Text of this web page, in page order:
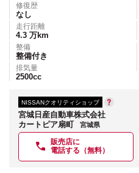
修復歴
なし
走行距離
4.3 万km
整備
整備付き
排気量
2500cc
NISSANクオリティショップ
宮城日産自動車株式会社
カートピア扇町
宮城県
販売店に
電話する（無料）